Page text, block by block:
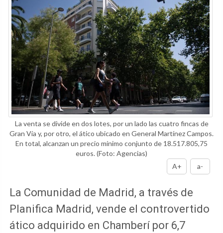
La venta se divide en dos lotes, por un lado las cuatro fincas de
Gran Vía y, por otro, el ático ubicado en General Martínez Campos.
En total, alcanzan un precio mínimo conjunto de 18.517.805,75
euros.(Foto: Agencias)
A+
a-
La Comunidad de Madrid, a través de
Planifica Madrid, vende el controvertido
ático adquirido en Chamberí por 6,7